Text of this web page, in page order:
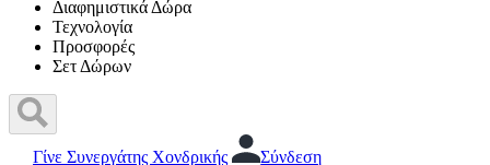
Διαφημιστικά Δώρα
Τεχνολογία
Προσφορές
Σετ Δώρων
Γίνε Συνεργάτης Χονδρικής Σύνδεση